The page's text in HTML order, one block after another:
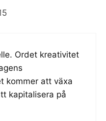
Ordet kreativitet
kommer att växa
kapitalisera på